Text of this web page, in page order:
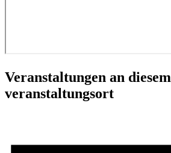
Veranstaltungen an diesem
veranstaltungsort